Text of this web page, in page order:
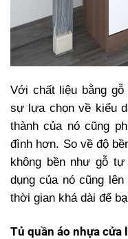
Với chất liệu bằng gỗ
sự lựa chọn về kiểu
thành của nó cũng
đình hơn. So về độ
không bền như gỗ
dụng của nó cũng
thời gian khá dài để
Tủ quần áo nhựa cửa